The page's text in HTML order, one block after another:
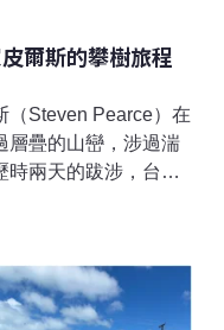
爾斯的攀樹旅程
（Steven Pearce）在
層疊的山巒，涉過湍
時兩天的跋涉，台灣
索，在喀擦響的快門
是攝影師，但我現在
到吵雜的市區，